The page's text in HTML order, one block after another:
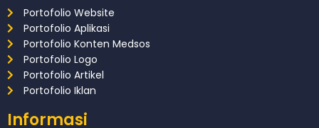
Portofolio Website
Portofolio Aplikasi
Portofolio Konten Medsos
Portofolio Logo
Portofolio Artikel
Portofolio Iklan
Informasi